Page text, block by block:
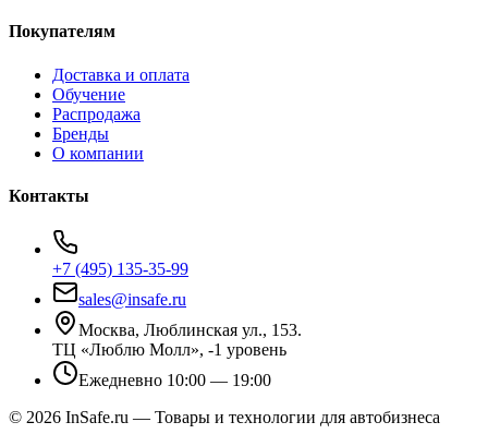
Покупателям
Доставка и оплата
Обучение
Распродажа
Бренды
О компании
Контакты
+7 (495) 135-35-99
sales@insafe.ru
Москва, Люблинская ул., 153.
ТЦ «Люблю Молл», -1 уровень
Ежедневно 10:00 — 19:00
© 2026 InSafe.ru — Товары и технологии для автобизнеса